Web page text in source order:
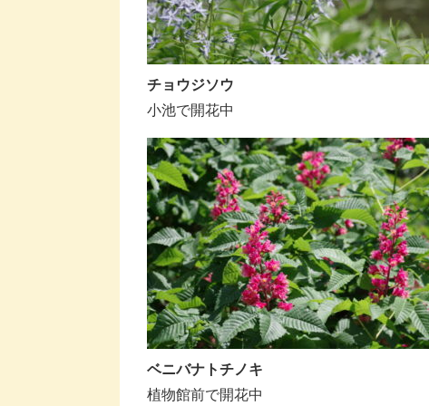
チョウジソウ
小池で開花中
ベニバナトチノキ
植物館前で開花中